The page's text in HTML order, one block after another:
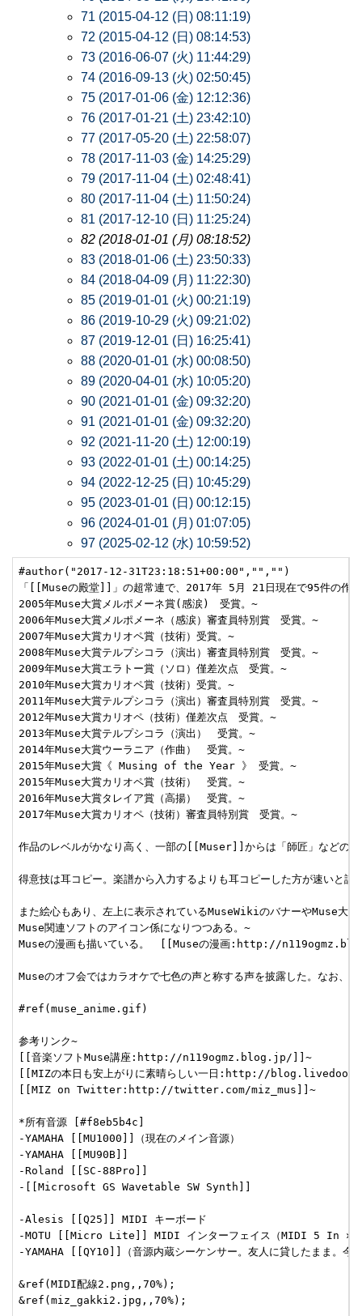
71 (2015-04-12 (日) 08:11:19)
72 (2015-04-12 (日) 08:14:53)
73 (2016-06-07 (火) 11:44:29)
74 (2016-09-13 (火) 02:50:45)
75 (2017-01-06 (金) 12:12:36)
76 (2017-01-21 (土) 23:42:10)
77 (2017-05-20 (土) 22:58:07)
78 (2017-11-03 (金) 14:25:29)
79 (2017-11-04 (土) 02:48:41)
80 (2017-11-04 (土) 11:50:24)
81 (2017-12-10 (日) 11:25:24)
82 (2018-01-01 (月) 08:18:52)
83 (2018-01-06 (土) 23:50:33)
84 (2018-04-09 (月) 11:22:30)
85 (2019-01-01 (火) 00:21:19)
86 (2019-10-29 (火) 09:21:02)
87 (2019-12-01 (日) 16:25:41)
88 (2020-01-01 (水) 00:08:50)
89 (2020-04-01 (水) 10:05:20)
90 (2021-01-01 (金) 09:32:20)
91 (2021-01-01 (金) 09:32:20)
92 (2021-11-20 (土) 12:00:19)
93 (2022-01-01 (土) 00:14:25)
94 (2022-12-25 (日) 10:45:29)
95 (2023-01-01 (日) 00:12:15)
96 (2024-01-01 (月) 01:07:05)
97 (2025-02-12 (水) 10:59:52)
#author("2017-12-31T23:18:51+00:00","","")
「[[Museの殿堂]]」の超常連で、2017年 5月 21日現在で95件の作品
2005年Muse大賞メルポメーネ賞(感涙)　受賞。~
2006年Muse大賞メルポメーネ（感涙）審査員特別賞　受賞。~
2007年Muse大賞カリオペ賞（技術）受賞。~
2008年Muse大賞テルプシコラ（演出）審査員特別賞　受賞。~
2009年Muse大賞エラトー賞（ソロ）僅差次点　受賞。~
2010年Muse大賞カリオペ賞（技術）受賞。~
2011年Muse大賞テルプシコラ（演出）審査員特別賞　受賞。~
2012年Muse大賞カリオペ（技術）僅差次点　受賞。~
2013年Muse大賞テルプシコラ（演出）　受賞。~
2014年Muse大賞ウーラニア（作曲）　受賞。~
2015年Muse大賞《 Musing of the Year 》 受賞。~
2015年Muse大賞カリオペ賞（技術）　受賞。~
2016年Muse大賞タレイア賞（高揚）　受賞。~
2017年Muse大賞カリオペ（技術）審査員特別賞　受賞。~
作品のレベルがかなり高く、一部の[[Muser]]からは「師匠」などの呼
得意技は耳コピー。楽譜から入力するよりも耳コピーした方が速いと語
また絵心もあり、左上に表示されているMuseWikiのバナーやMuse大
Muse関連ソフトのアイコン係になりつつある。~
Museの漫画も描いている。　[[Museの漫画:http://
Museのオフ会ではカラオケで七色の声と称する声を披露した。なお、
#ref(muse_anime.gif)
参考リンク~
[[音楽ソフトMuse講座:http://n119ogmz.blog.jp/]]~
[[MIZの本日も安上がりに素晴らしい一日:http://
[[MIZ on Twitter:http://twitter.com/miz_mus]]~
*所有音源 [#f8eb5b4c]
-YAMAHA [[MU1000]]（現在のメイン音源）
-YAMAHA [[MU90B]]
-Roland [[SC-88Pro]]
-[[Microsoft GS Wavetable SW Synth]]
-Alesis [[Q25]] MIDI キーボード
-MOTU [[Micro Lite]] MIDI インターフェイス（MIDI 5 In ×
-YAMAHA [[QY10]]（音源内蔵シーケンサー。友人に貸したまま。今
&ref(MIDI配線2.png,,70%);
&ref(miz_gakki2.jpg,,70%);